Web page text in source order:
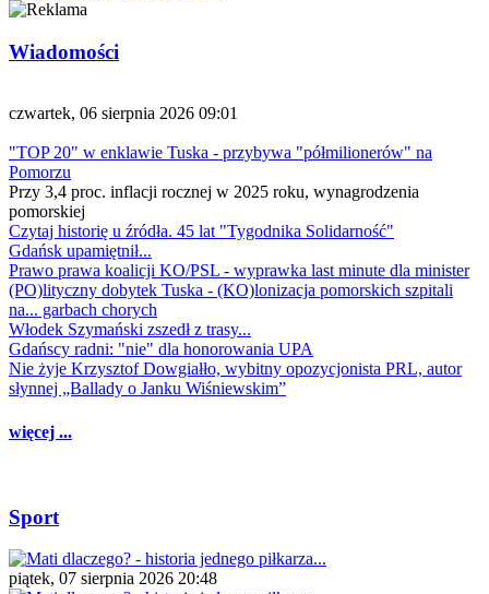
Wiadomości
czwartek, 06 sierpnia 2026 09:01
"TOP 20" w enklawie Tuska - przybywa "półmilionerów" na
Pomorzu
Przy 3,4 proc. inflacji rocznej w 2025 roku, wynagrodzenia
pomorskiej
Czytaj historię u źródła. 45 lat "Tygodnika Solidarność"
Gdańsk upamiętnił...
Prawo prawa koalicji KO/PSL - wyprawka last minute dla minister
(PO)lityczny dobytek Tuska - (KO)lonizacja pomorskich szpitali
na... garbach chorych
Włodek Szymański zszedł z trasy...
Gdańscy radni: "nie" dla honorowania UPA
Nie żyje Krzysztof Dowgiałło, wybitny opozycjonista PRL, autor
słynnej „Ballady o Janku Wiśniewskim”
więcej ...
Sport
piątek, 07 sierpnia 2026 20:48